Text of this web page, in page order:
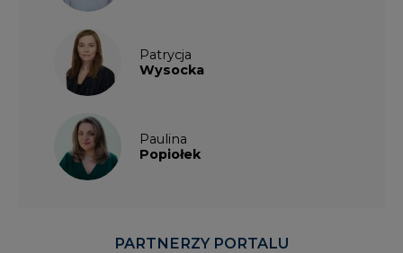
Patrycja
Wysocka
Paulina
Popiołek
PARTNERZY PORTALU